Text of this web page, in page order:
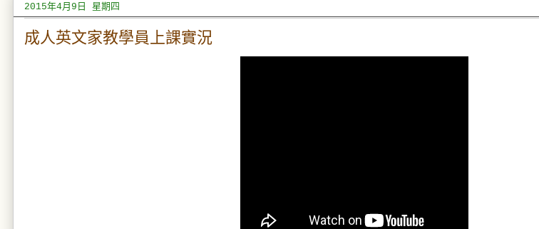
2015年4月9日 星期四
成人英文家教學員上課實況